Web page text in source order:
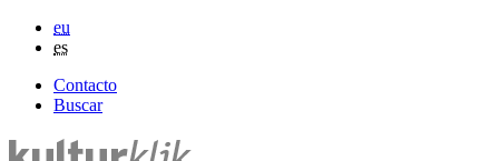
eu
es
Contacto
Buscar